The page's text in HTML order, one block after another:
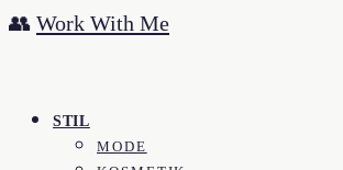
👥 Work With Me
STIL
MODE